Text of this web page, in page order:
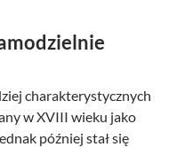
charakterystycznych
w XVIII wieku jako
później stał się